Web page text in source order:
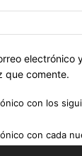
electrónico
que comente.
con los
con cada